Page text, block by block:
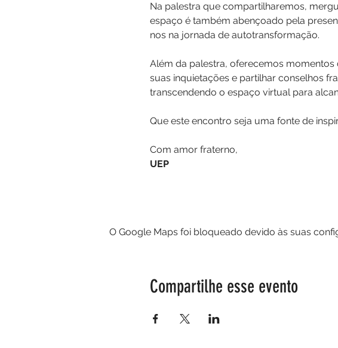
Na palestra que compartilharemos,
espaço é também abençoado pela
nos na jornada de autotransformação.
Além da palestra, oferecemos
suas inquietações e partilhar conselhos
transcendendo o espaço virtual para
Que este encontro seja uma fonte de
Com amor fraterno,
UEP
O Google Maps foi bloqueado devido às suas
Compartilhe esse evento